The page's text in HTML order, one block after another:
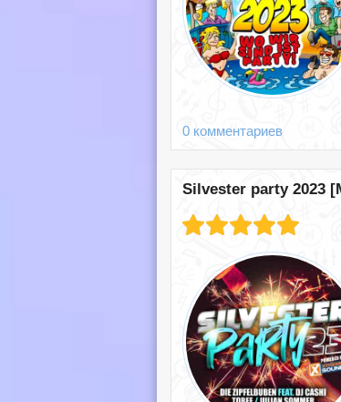
0 комментариев
Silvester party 2023